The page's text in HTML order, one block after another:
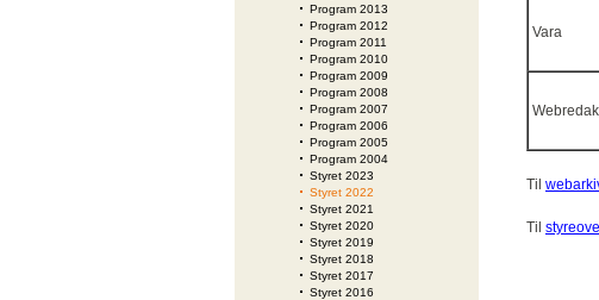
Program 2013
Program 2012
Program 2011
Program 2010
Program 2009
Program 2008
Program 2007
Program 2006
Program 2005
Program 2004
Styret 2023
Styret 2022
Styret 2021
Styret 2020
Styret 2019
Styret 2018
Styret 2017
Styret 2016
Vara
Til
Til